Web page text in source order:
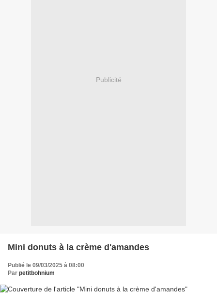
Publicité
Mini donuts à la crème d'amandes
Publié le 09/03/2025 à 08:00
Par petitbohnium